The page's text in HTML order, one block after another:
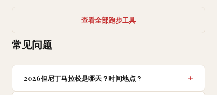
查看全部跑步工具
常见问题
2026但尼丁马拉松是哪天？时间地点？